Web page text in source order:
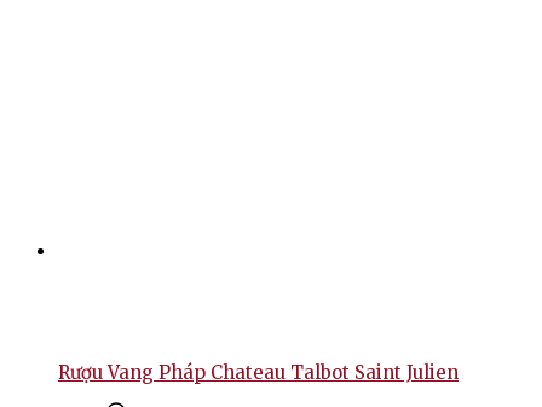
Rượu Vang Pháp Chateau Talbot Saint Julien